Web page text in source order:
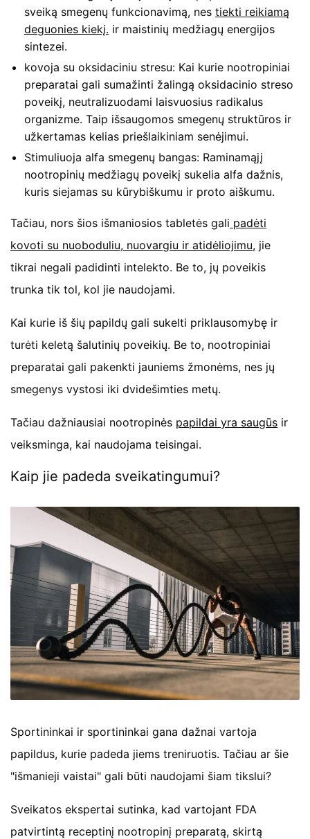
sveiką smegenų funkcionavimą, nes tiekti reikiamą
deguonies kiekį. ir maistinių medžiagų energijos
sintezei.
kovoja su oksidaciniu stresu: Kai kurie nootropiniai
preparatai gali sumažinti žalingą oksidacinio streso
poveikį, neutralizuodami laisvuosius radikalus
organizme. Taip išsaugomos smegenų struktūros ir
užkertamas kelias priešlaikiniam senėjimui.
Stimuliuoja alfa smegenų bangas: Raminamąjį
nootropinių medžiagų poveikį sukelia alfa dažnis,
kuris siejamas su kūrybiškumu ir proto aiškumu.
Tačiau, nors šios išmaniosios tabletės gali padėti
kovoti su nuoboduliu, nuovargiu ir atidėliojimu, jie
tikrai negali padidinti intelekto. Be to, jų poveikis
trunka tik tol, kol jie naudojami.
Kai kurie iš šių papildų gali sukelti priklausomybę ir
turėti keletą šalutinių poveikių. Be to, nootropiniai
preparatai gali pakenkti jauniems žmonėms, nes jų
smegenys vystosi iki dvidešimties metų.
Tačiau dažniausiai nootropinės papildai yra saugūs ir
veiksminga, kai naudojama teisingai.
Kaip jie padeda sveikatingumui?
Sportininkai ir sportininkai gana dažnai vartoja
papildus, kurie padeda jiems treniruotis. Tačiau ar šie
"išmanieji vaistai" gali būti naudojami šiam tikslui?
Sveikatos ekspertai sutinka, kad vartojant FDA
patvirtintą receptinį nootropinį preparatą, skirtą